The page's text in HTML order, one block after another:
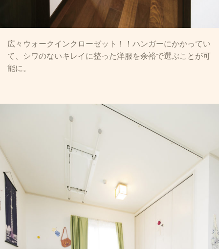
広々ウォークインクローゼット！！ハンガーにかかってい
て、シワのないキレイに整った洋服を余裕で選ぶことが可
能に。